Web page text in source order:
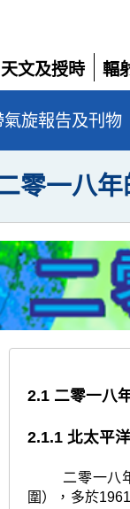
天文及授時
展
開
輻
展
開
氣旋報告及刊物
零一八
2.1 二零一八
2.1.1 北太平
二零一八
圍），多於